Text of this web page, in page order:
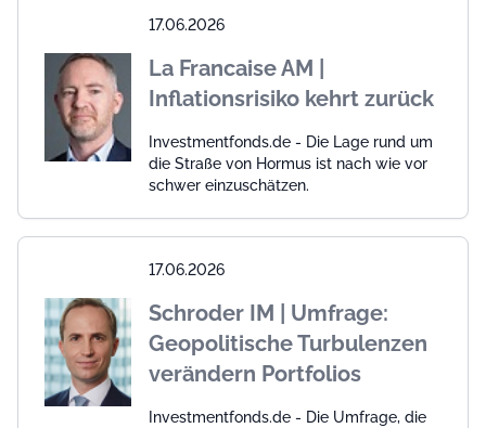
17.06.2026
La Francaise AM |
Inflationsrisiko kehrt zurück
Investmentfonds.de - Die Lage rund um
die Straße von Hormus ist nach wie vor
schwer einzuschätzen.
17.06.2026
Schroder IM | Umfrage:
Geopolitische Turbulenzen
verändern Portfolios
Investmentfonds.de - Die Umfrage, die